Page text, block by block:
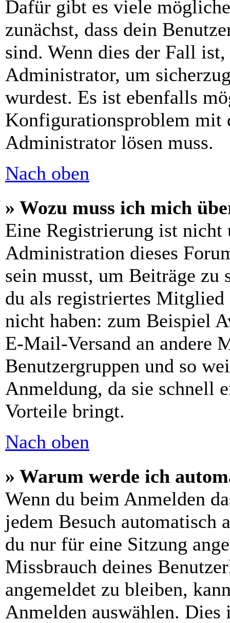
Dafür gibt es viele
zunächst, dass dein
sind. Wenn dies der Fall
Administrator, um
wurdest. Es ist ebenfalls
Konfigurationsproblem mit
Administrator lösen muss.
Nach oben
» Wozu muss ich mich
Eine Registrierung ist
Administration dieses
sein musst, um Beiträge
du als registriertes Mitglied
nicht haben: zum Beispiel
E-Mail-Versand an andere
Benutzergruppen und so
Anmeldung, da sie schnell
Vorteile bringt.
Nach oben
» Warum werde ich
Wenn du beim Anmelden
jedem Besuch automatisch
du nur für eine Sitzung
Missbrauch deines
angemeldet zu bleiben,
Anmelden auswählen.